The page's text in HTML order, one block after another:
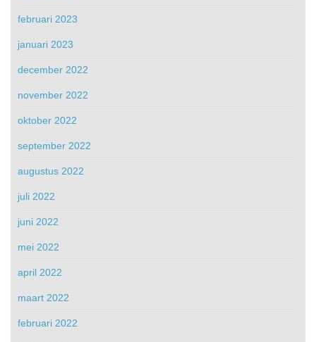
februari 2023
januari 2023
december 2022
november 2022
oktober 2022
september 2022
augustus 2022
juli 2022
juni 2022
mei 2022
april 2022
maart 2022
februari 2022